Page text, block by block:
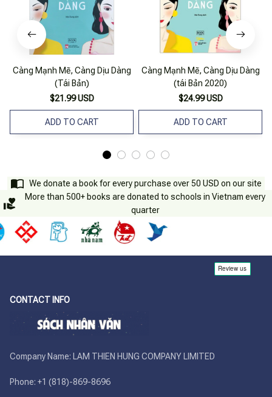
Càng Mạnh Mẽ, Càng Dịu Dàng
(Tái Bản)
$21.99 USD
ADD TO CART
Càng Mạnh Mẽ, Càng Dịu Dàng
(tái Bản 2020)
$24.99 USD
ADD TO CART
We donate a book for every purchase over 50 USD on our site
More than 500+ books are donated to schools in Vietnam every
quarter
CONTACT INFO
Company Name: LAM THIEN HUNG COMPANY LIMITED
Phone: +1 (818)-869-8696